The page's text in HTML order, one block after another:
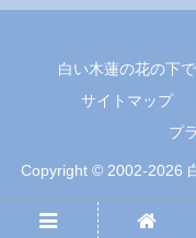
白い木蓮の花の下で
サイトマップ
プ
Copyright © 2002-2026